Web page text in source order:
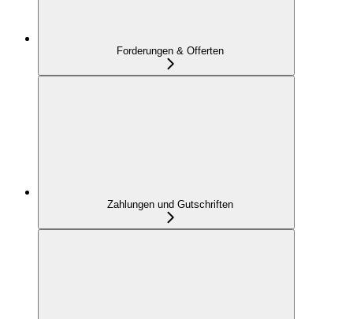
Forderungen & Offerten
Zahlungen und Gutschriften